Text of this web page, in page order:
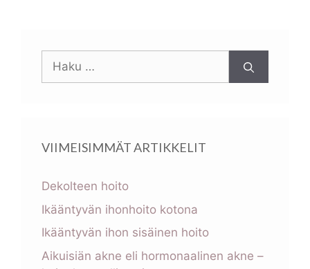
Haku:
VIIMEISIMMÄT ARTIKKELIT
Dekolteen hoito
Ikääntyvän ihonhoito kotona
Ikääntyvän ihon sisäinen hoito
Aikuisiän akne eli hormonaalinen akne –